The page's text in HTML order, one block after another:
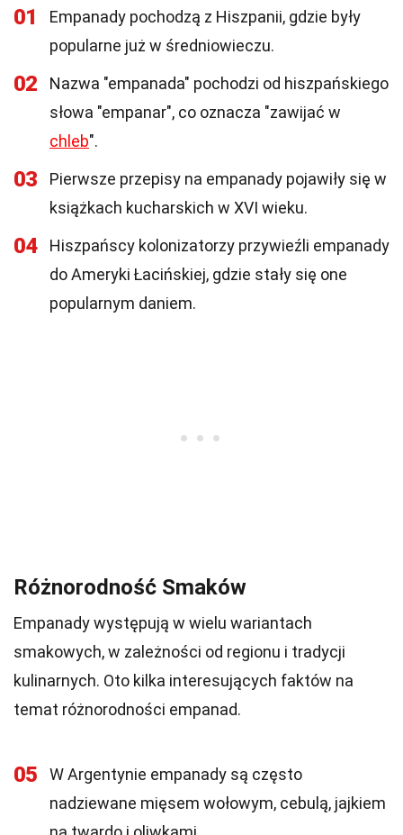
01
Empanady pochodzą z Hiszpanii, gdzie były
popularne już w średniowieczu.
02
Nazwa "empanada" pochodzi od hiszpańskiego
słowa "empanar", co oznacza "zawijać w
chleb".
03
Pierwsze przepisy na empanady pojawiły się w
książkach kucharskich w XVI wieku.
04
Hiszpańscy kolonizatorzy przywieźli empanady
do Ameryki Łacińskiej, gdzie stały się one
popularnym daniem.
Różnorodność Smaków
Empanady występują w wielu wariantach
smakowych, w zależności od regionu i tradycji
kulinarnych. Oto kilka interesujących faktów na
temat różnorodności empanad.
05
W Argentynie empanady są często
nadziewane mięsem wołowym, cebulą, jajkiem